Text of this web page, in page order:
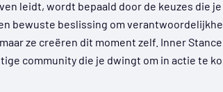
leidt, wordt bepaald door de keuzes die
bewuste beslissing om
ze creëren dit moment zelf. Inner
community die je dwingt om in actie te